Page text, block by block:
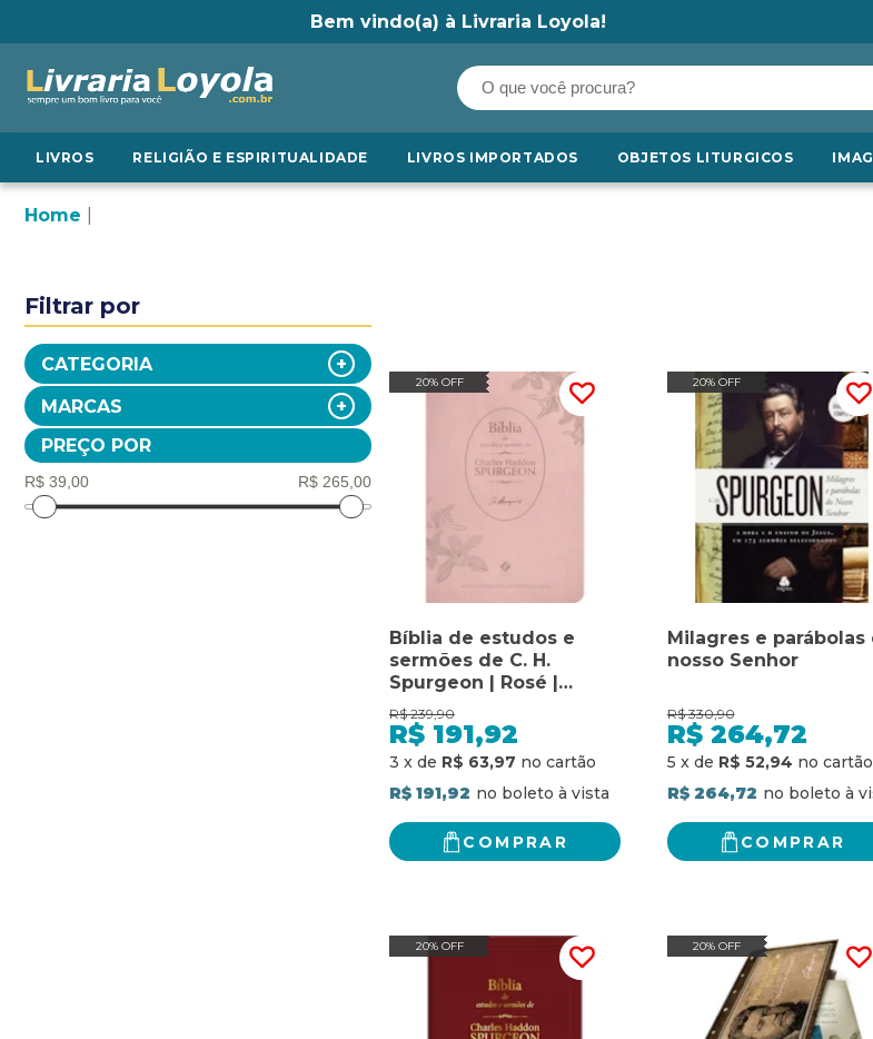
Bem vindo(a) à Livraria Loyola!
LIVROS RELIGIÃO E ESPIRITUALIDADE LIVROS IMPORTADOS OBJETOS LITURGICOS
Home
Filtrar por
CATEGORIA
MARCAS
PREÇO POR
20% OFF
Bíblia de estudos e
sermões de C. H.
Spurgeon | Rosé |
Feminina: Uma bíblia
repleta de ferramentas
para você aprender
com o príncipe dos
pregadores
R$ 239,90
R$ 191,92
3 x de R$ 63,97
R$ 191,92
COMPRAR
20% OFF
Milagres e parábolas
nosso Senhor
R$ 330,90
R$ 264,72
5 x de R$ 52,94
R$ 264,72
COMPRAR
20% OFF 20% OFF